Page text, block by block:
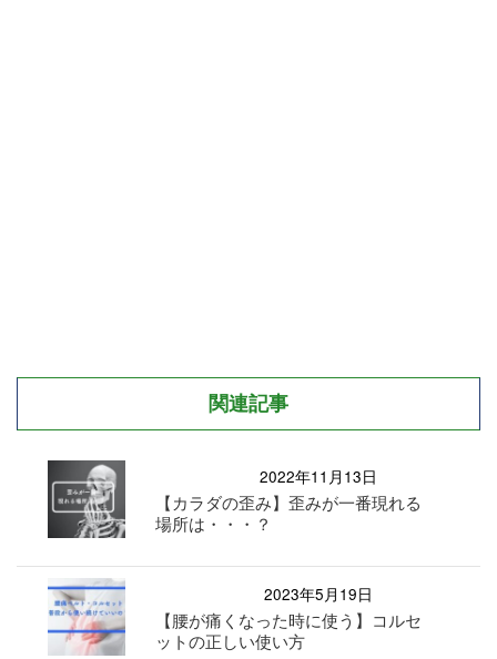
関連記事
2022年11月13日
【カラダの歪み】歪みが一番現れる
場所は・・・？
2023年5月19日
【腰が痛くなった時に使う】コルセ
ットの正しい使い方